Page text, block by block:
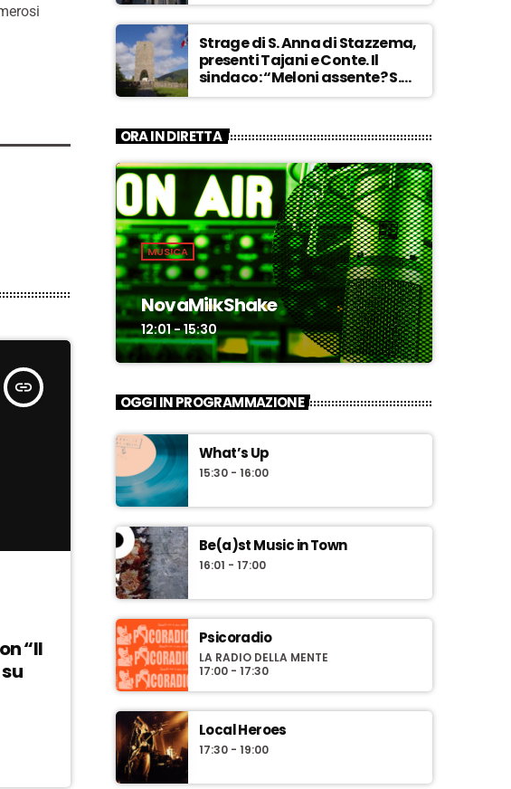
insert_link
“Il
Strage di S. Anna di Stazzema,
presenti Tajani e Conte. Il
sindaco: “Meloni assente? S.
Anna aperta tutto l’anno…” –
ORA IN DIRETTA
MUSICA
NovaMilkShake
12:01 - 15:30
OGGI IN PROGRAMMAZIONE
What’s Up
15:30 - 16:00
Be(a)st Music in Town
16:01 - 17:00
Psicoradio
LA RADIO DELLA MENTE
17:00 - 17:30
Local Heroes
17:30 - 19:00